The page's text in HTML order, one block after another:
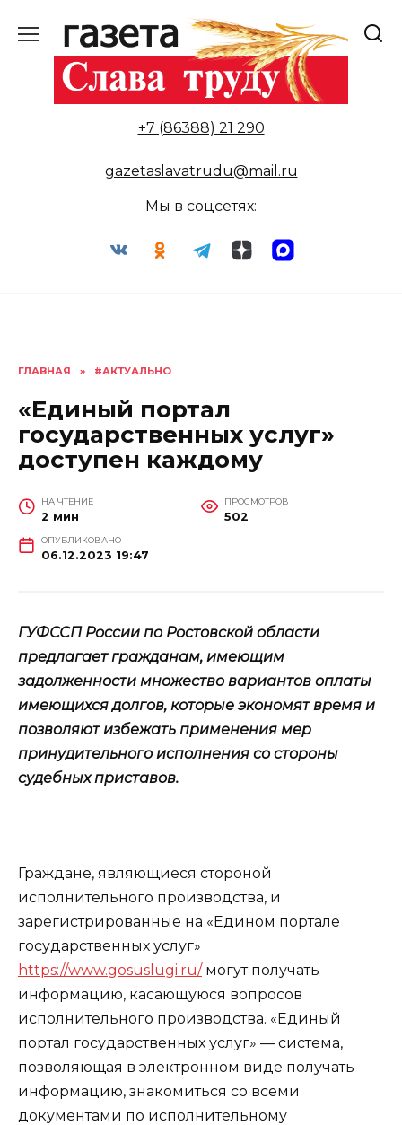
содержанию
+7 (86388) 21 290
gazetaslavatrudu@mail.ru
Мы в соцсетях:
ГЛАВНАЯ » #АКТУАЛЬНО
«Единый портал
государственных услуг»
доступен каждому
НА ЧТЕНИЕ
2 мин
ПРОСМОТРОВ
502
ОПУБЛИКОВАНО
06.12.2023 19:47
ГУФССП России по Ростовской области
предлагает гражданам, имеющим
задолженности множество вариантов оплаты
имеющихся долгов, которые экономят время и
позволяют избежать применения мер
принудительного исполнения со стороны
судебных приставов.
Граждане, являющиеся стороной
исполнительного производства, и
зарегистрированные на «Едином портале
государственных услуг»
https://www.gosuslugi.ru/могут получать
информацию, касающуюся вопросов
исполнительного производства. «Единый
портал государственных услуг» — система,
позволяющая в электронном виде получать
информацию, знакомиться со всеми
документами по исполнительному